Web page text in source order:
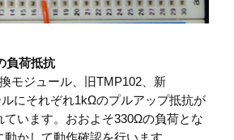
負荷抵抗
モジュール、旧TMP102、新
にそれぞれ1kΩのプルアップ抵抗が
ています。おおよそ330Ωの負荷とな